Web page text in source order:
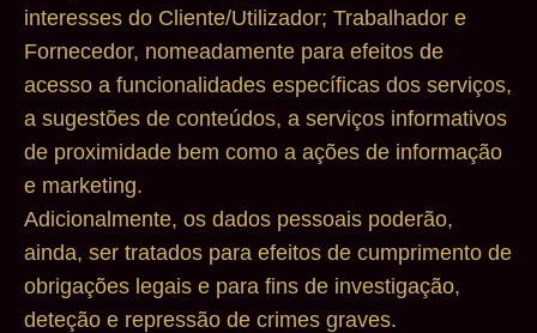
interesses do Cliente/Utilizador; Trabalhador e
Fornecedor, nomeadamente para efeitos de
acesso a funcionalidades específicas dos serviços,
a sugestões de conteúdos, a serviços informativos
de proximidade bem como a ações de informação
e marketing.
Adicionalmente, os dados pessoais poderão,
ainda, ser tratados para efeitos de cumprimento de
obrigações legais e para fins de investigação,
deteção e repressão de crimes graves.